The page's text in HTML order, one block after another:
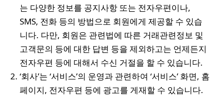
는 다양한 정보를 공지사항 또는 전자우편이나,
SMS, 전화 등의 방법으로 회원에게 제공할 수 있습
니다. 다만, 회원은 관련법에 따른 거래관련정보 및
고객문의 등에 대한 답변 등을 제외하고는 언제든지
전자우편 등에 대해서 수신 거절을 할 수 있습니다.
‘회사’는 ‘서비스’의 운영과 관련하여 ‘서비스’ 화면, 홈
페이지, 전자우편 등에 광고를 게재할 수 있습니다.